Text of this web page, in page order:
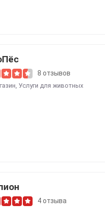
8 отзывов
, Услуги для животных
4 отзыва